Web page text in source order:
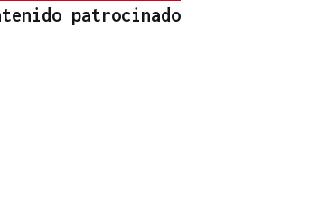
patrocinado